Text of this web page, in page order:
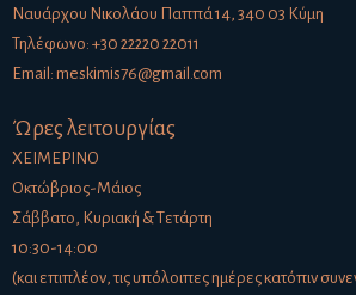
Ναυάρχου Νικολάου Παππά 14, 340 03 Κύμη
Τηλέφωνο: +30 22220 22011
Email: meskimis76@gmail.com
Ώρες λειτουργίας
ΧΕΙΜΕΡΙΝΟ
Οκτώβριος-Μάιος
Σάββατο, Κυριακή & Τετάρτη
10:30-14:00
(και επιπλέον, τις υπόλοιπες ημέρες κατόπιν